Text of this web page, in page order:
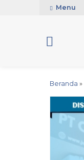
Menu
Beranda »